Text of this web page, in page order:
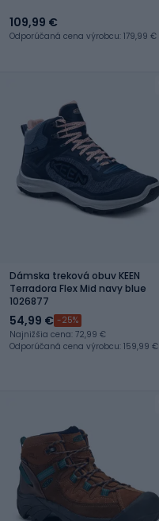
109,99 €
Odporúčaná cena výrobcu: 179,99 €
Dámska treková obuv KEEN
Terradora Flex Mid navy blue
1026877
54,99 € -25%
Najnižšia cena: 72,99 €
Odporúčaná cena výrobcu: 159,99 €